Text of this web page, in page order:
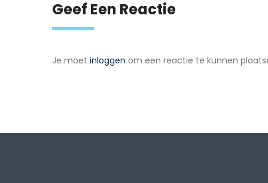
Geef Een Reactie
Je moet inloggen om een reactie te kunnen